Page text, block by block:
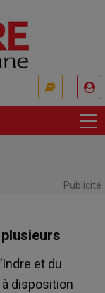
Publicité
et du
à disposition